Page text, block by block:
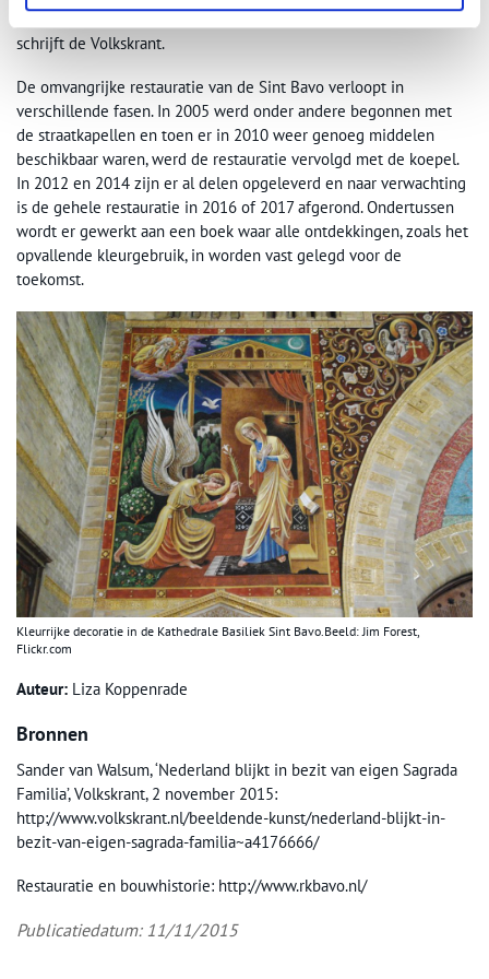
bouwgeschiedenis en hebben een bepaalde ongrijpbaarheid,
schrijft de Volkskrant.
De omvangrijke restauratie van de Sint Bavo verloopt in
verschillende fasen. In 2005 werd onder andere begonnen met
de straatkapellen en toen er in 2010 weer genoeg middelen
beschikbaar waren, werd de restauratie vervolgd met de koepel.
In 2012 en 2014 zijn er al delen opgeleverd en naar verwachting
is de gehele restauratie in 2016 of 2017 afgerond. Ondertussen
wordt er gewerkt aan een boek waar alle ontdekkingen, zoals het
opvallende kleurgebruik, in worden vast gelegd voor de
toekomst.
Kleurrijke decoratie in de Kathedrale Basiliek Sint Bavo.Beeld: Jim Forest,
Flickr.com
Auteur: Liza Koppenrade
Bronnen
Sander van Walsum, ‘Nederland blijkt in bezit van eigen Sagrada
Familia’, Volkskrant, 2 november 2015:
http://www.volkskrant.nl/beeldende-kunst/nederland-blijkt-in-
bezit-van-eigen-sagrada-familia~a4176666/
Restauratie en bouwhistorie: http://www.rkbavo.nl/
Publicatiedatum: 11/11/2015